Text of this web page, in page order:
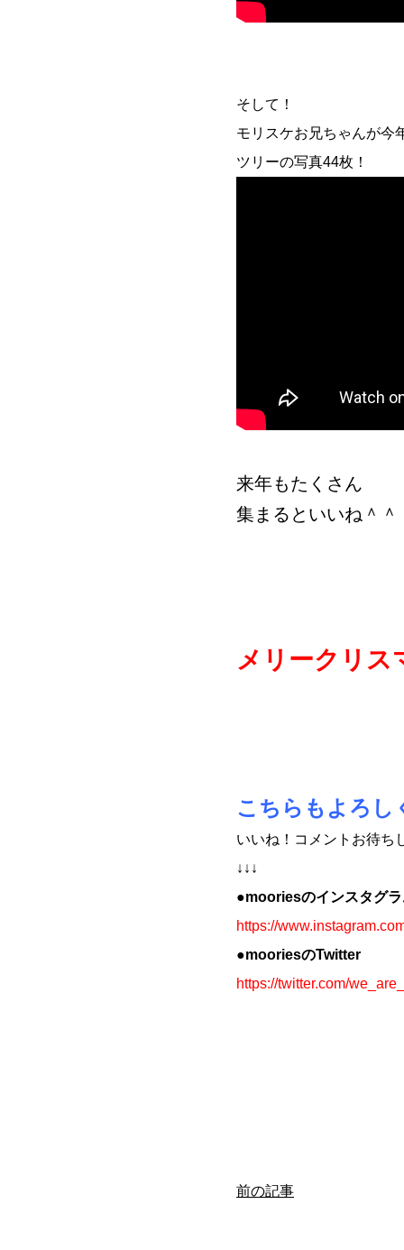
そして！
モリスケお兄ちゃんが今
ツリーの写真44枚！
来年もたくさん
集まるといいね＾＾
メリークリス
こちらもよろし
いいね！コメントお待ち
↓↓↓
●mooriesのインスタグ
https://
●mooriesのTwitter
https://twitter.com/
前の記事